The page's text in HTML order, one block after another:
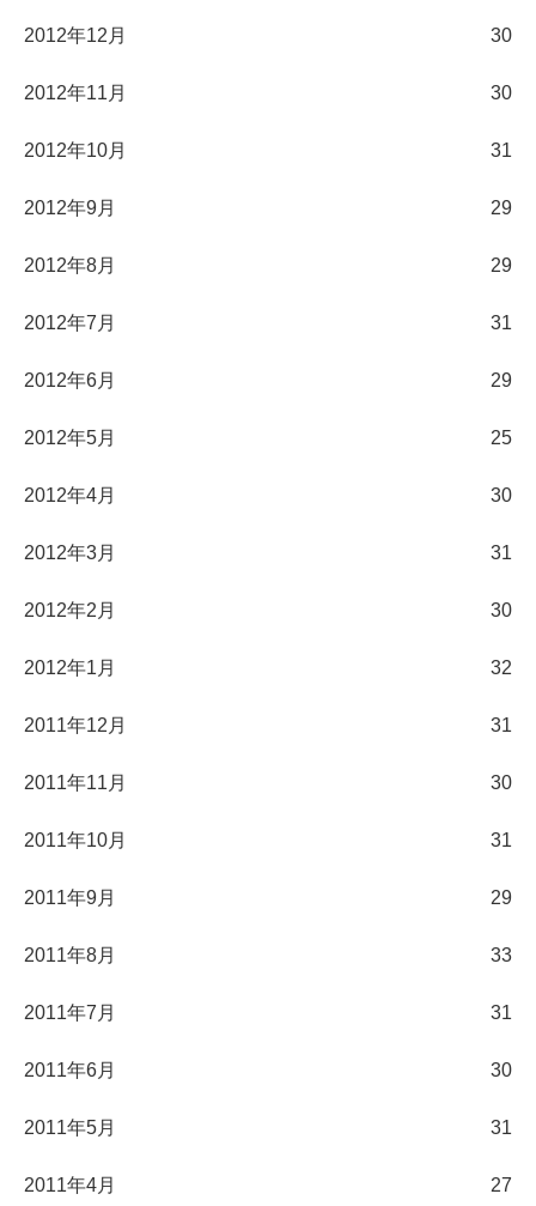
2012年12月 30
2012年11月 30
2012年10月 31
2012年9月 29
2012年8月 29
2012年7月 31
2012年6月 29
2012年5月 25
2012年4月 30
2012年3月 31
2012年2月 30
2012年1月 32
2011年12月 31
2011年11月 30
2011年10月 31
2011年9月 29
2011年8月 33
2011年7月 31
2011年6月 30
2011年5月 31
2011年4月 27